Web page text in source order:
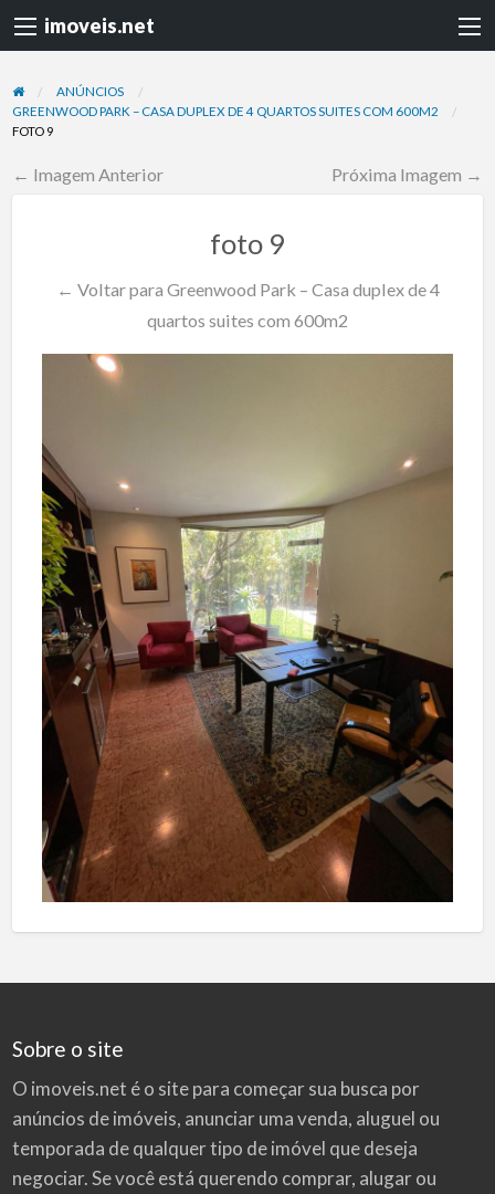
imoveis.net
ANÚNCIOS
GREENWOOD PARK – CASA DUPLEX DE 4 QUARTOS SUITES COM 600M2
FOTO 9
← Imagem Anterior Próxima Imagem →
foto 9
← Voltar para Greenwood Park – Casa duplex de 4
quartos suites com 600m2
Sobre o site
O imoveis.net é o site para começar sua busca por
anúncios de imóveis, anunciar uma venda, aluguel ou
temporada de qualquer tipo de imóvel que deseja
negociar. Se você está querendo comprar, alugar ou